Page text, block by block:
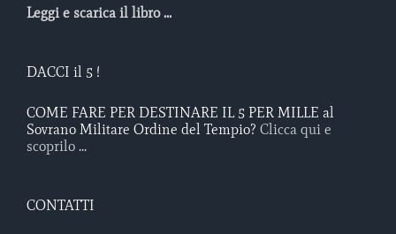
Leggi e scarica il libro ...
DACCI il 5 !
COME FARE PER DESTINARE IL 5 PER MILLE al
Sovrano Militare Ordine del Tempio? Clicca qui e
scoprilo ...
CONTATTI